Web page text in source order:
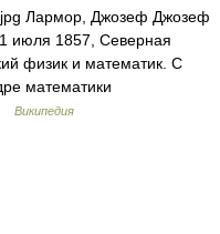
Лармор, Джозеф Джозеф
июля 1857, Северная
физик и математик. С
математики
Википедия